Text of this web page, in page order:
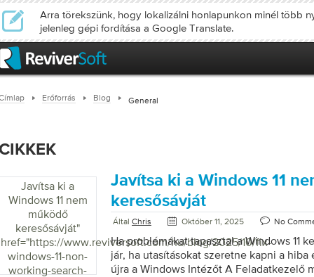
Arra törekszünk, hogy lokalizálni honlapunkon minél több
jelenleg gépi fordítása a Google Translate.
Erőforrás Blog General
Javítsa ki a
Windows 11 nem
működő
keresősávját"
href="https://www.reviversoft.com/hu/blog/2025/10/fix-
windows-11-non-
working-search-
Javítsa ki a Windows 11
keresősávját
Által Chris Október 11, 2025 No
Ha problémákat tapasztal a Windows 11
jár, ha utasításokat szeretne kapni a hiba
újra a Windows Intézőt A Feladatkezelő